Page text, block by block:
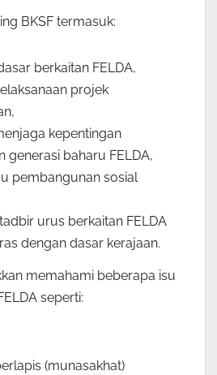
BKSF termasuk:
berkaitan FELDA,
projek
kepentingan
generasi baharu FELDA,
pembangunan sosial
urus berkaitan FELDA
dengan dasar kerajaan.
memahami beberapa isu
seperti:
(munasakhat)